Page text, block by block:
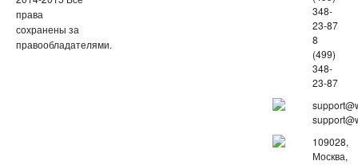
права
сохранены за
правообладателями.
348-
23-87
8
(499)
348-
23-87
109028,
Москва,